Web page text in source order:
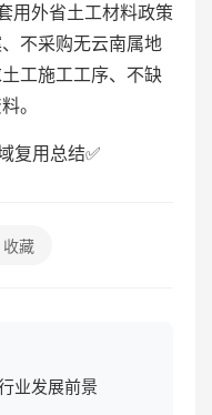
用外省土工材料政策
不采购无云南属地
工施工工序、不缺
。
复用总结✅
收藏
业发展前景